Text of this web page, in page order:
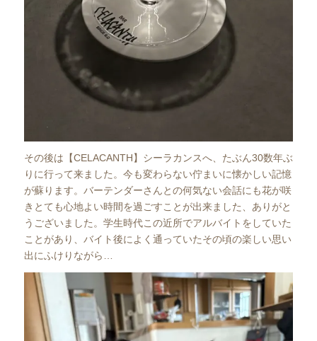
その後は【CELACANTH】シーラカンスへ、たぶん30数年ぶ
りに行って来ました。今も変わらない佇まいに懐かしい記憶
が蘇ります。バーテンダーさんとの何気ない会話にも花が咲
きとても心地よい時間を過ごすことが出来ました、ありがと
うございました。学生時代この近所でアルバイトをしていた
ことがあり、バイト後によく通っていたその頃の楽しい思い
出にふけりながら…